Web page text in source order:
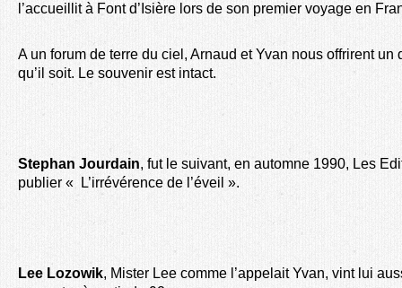
l’accueillit à Font d’Isière lors de son premier voyage en
A un forum de terre du ciel, Arnaud et Yvan nous offrirent
qu’il soit. Le souvenir est intact.
Stephan Jourdain, fut le suivant, en automne 1990, Les
publier « L’irrévérence de l’éveil ».
Lee Lozowik, Mister Lee comme l’appelait Yvan, vint lui